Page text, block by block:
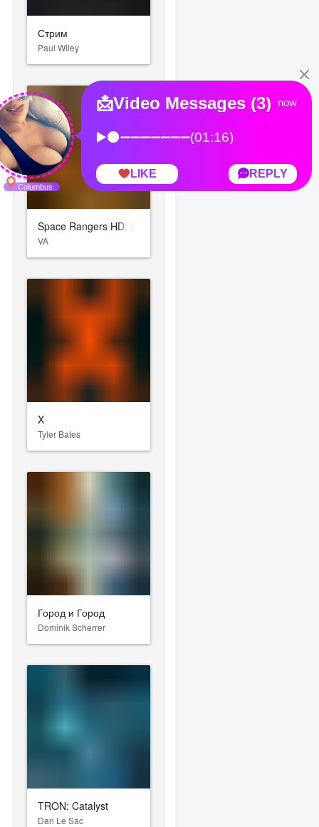
Стрим
Paul Wiley
Space Rangers HD: A War Apart
VA
X
Tyler Bates
Город и Город
Dominik Scherrer
TRON: Catalyst
Dan Le Sac